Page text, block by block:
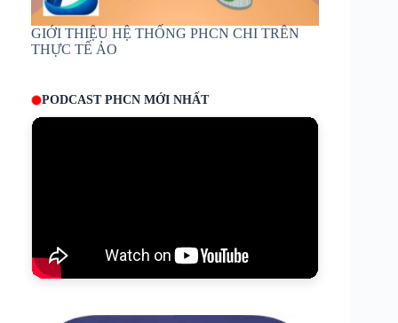
GIỚI THIỆU HỆ THỐNG PHCN CHI TRÊN
THỰC TẾ ẢO
PODCAST PHCN MỚI NHẤT